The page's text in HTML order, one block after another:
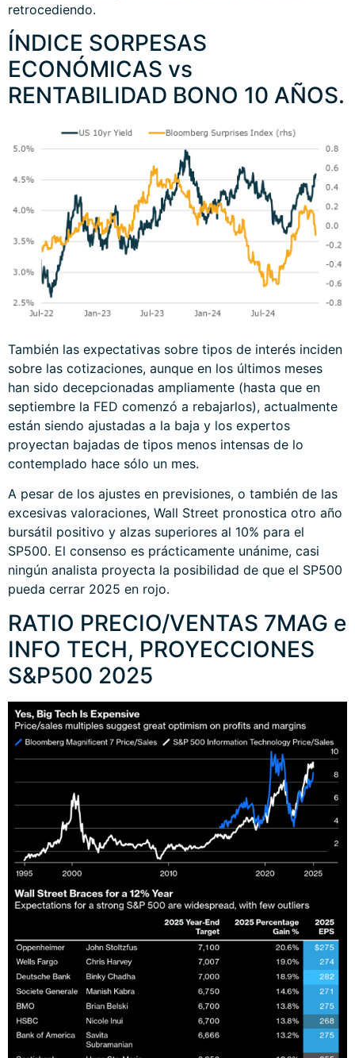
retrocediendo.
ÍNDICE SORPESAS
ECONÓMICAS vs
RENTABILIDAD BONO 10 AÑOS.
También las expectativas sobre tipos de interés inciden
sobre las cotizaciones, aunque en los últimos meses
han sido decepcionadas ampliamente (hasta que en
septiembre la FED comenzó a rebajarlos), actualmente
están siendo ajustadas a la baja y los expertos
proyectan bajadas de tipos menos intensas de lo
contemplado hace sólo un mes.
A pesar de los ajustes en previsiones, o también de las
excesivas valoraciones, Wall Street pronostica otro año
bursátil positivo y alzas superiores al 10% para el
SP500. El consenso es prácticamente unánime, casi
ningún analista proyecta la posibilidad de que el SP500
pueda cerrar 2025 en rojo.
RATIO PRECIO/VENTAS 7MAG e
INFO TECH, PROYECCIONES
S&P500 2025